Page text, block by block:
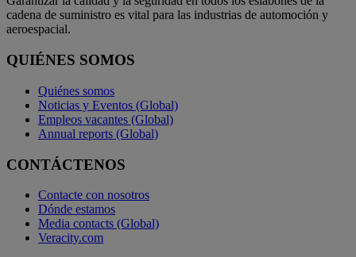
cadena de suministro es vital para las industrias de automoción y
aeroespacial.
QUIÉNES SOMOS
Quiénes somos
Noticias y Eventos (Global)
Empleos vacantes (Global)
Annual reports (Global)
CONTÁCTENOS
Contacte con nosotros
Dónde estamos
Media contacts (Global)
Veracity.com